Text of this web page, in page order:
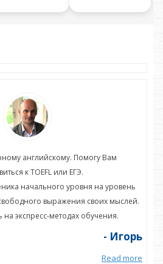
английскому. Помогу Вам
к TOEFL или ЕГЭ.
начального уровня на уровень
выражения своих мыслей.
экспресс-методах обучения.
- Игорь
Read more